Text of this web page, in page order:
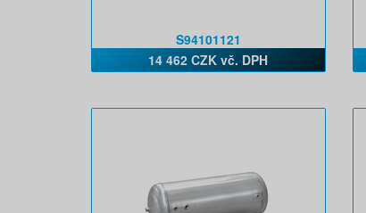
S94101121
14 462 CZK vč. DPH